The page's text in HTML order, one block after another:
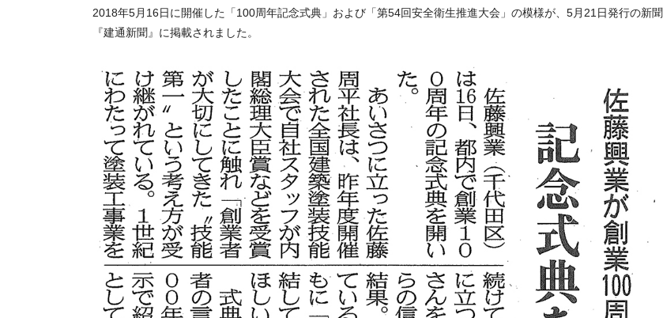
2018年5月16日に開催した「100周年記念式典」および「第54回安全衛生推進大会」の模様が、5月21日発行の新聞
『建通新聞』に掲載されました。